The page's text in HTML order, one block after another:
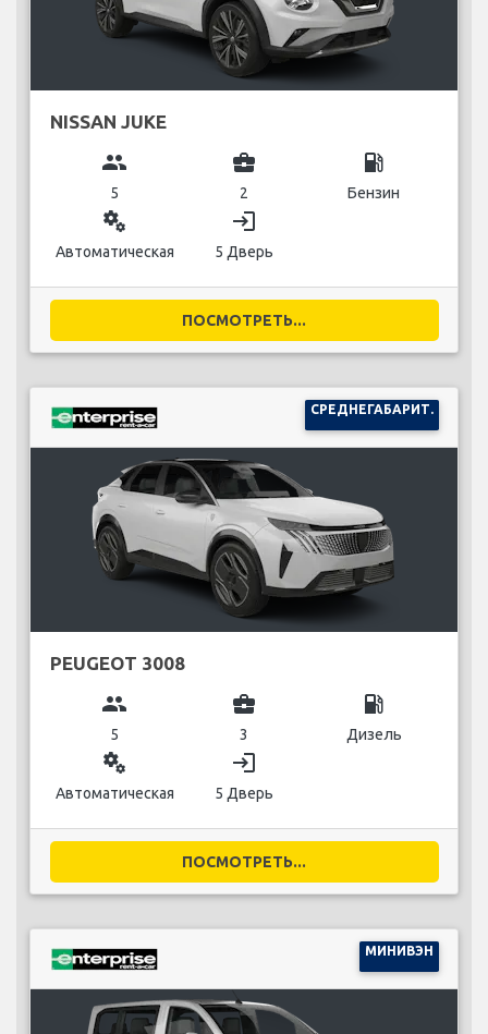
NISSAN JUKE
group
5
business_center
2
local_gas_station
Бензин
miscellaneous_services
Автоматическая
login
5 Дверь
ПОСМОТРЕТЬ...
СРЕДНЕГАБАРИТ.
PEUGEOT 3008
group
5
business_center
3
local_gas_station
Дизель
miscellaneous_services
Автоматическая
login
5 Дверь
ПОСМОТРЕТЬ...
МИНИВЭН